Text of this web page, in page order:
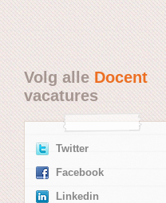
Volg alleDocent
vacatures
Twitter
Facebook
Linkedin